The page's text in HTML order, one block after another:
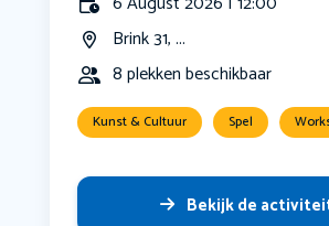
Brink 31, ...
8 plekken beschikbaar
Kunst & Cultuur Spel
Bekijk de